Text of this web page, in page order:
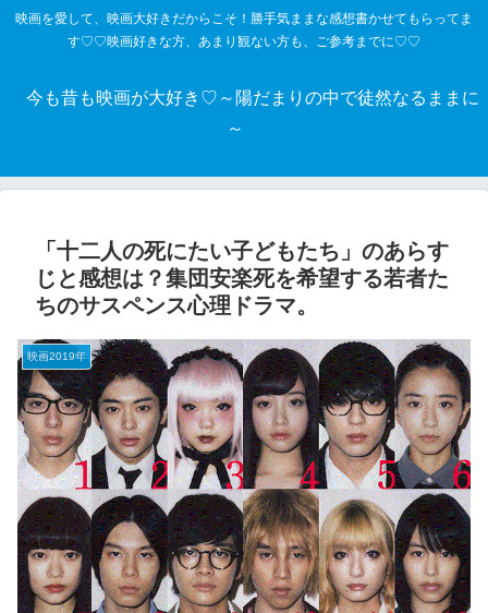
映画を愛して、映画大好きだからこそ！勝手気ままな感想書かせてもらってま
す♡♡映画好きな方、あまり観ない方も、ご参考までに♡♡
今も昔も映画が大好き♡～陽だまりの中で徒然なるままに
～
「十二人の死にたい子どもたち」のあらす
じと感想は？集団安楽死を希望する若者た
ちのサスペンス心理ドラマ。
映画2019年